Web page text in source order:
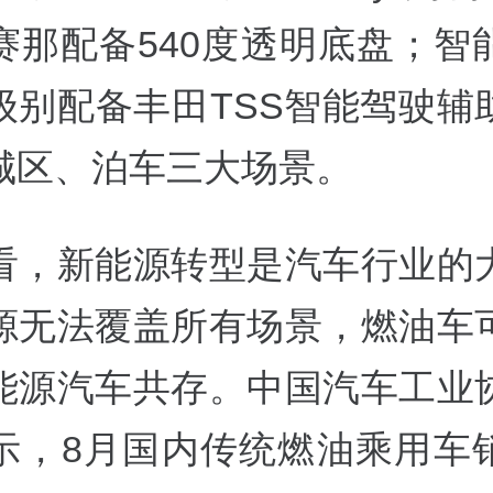
那配备540度透明底盘；智
别配备丰田TSS智能驾驶辅
、泊车三大场景。
，新能源转型是汽车行业的
无法覆盖所有场景，燃油车
源汽车共存。中国汽车工业
，8月国内传统燃油乘用车